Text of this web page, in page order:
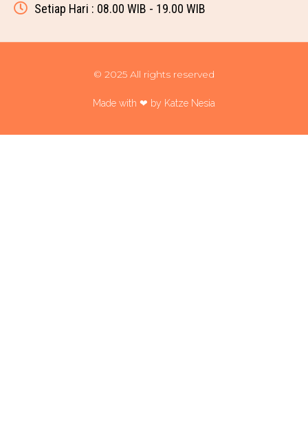
Setiap Hari : 08.00 WIB - 19.00 WIB
© 2025 All rights reserved
Made with ❤ by Katze Nesia